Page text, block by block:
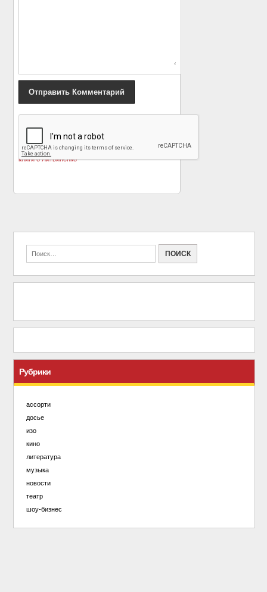
The Guardian: В
Лондоне поставят
пьесу по мотивам
книги о Литвиненко
обычных болтов и гаек
в необычную вещь
Рубрики
ассорти
досье
изо
кино
литература
музыка
новости
театр
шоу-бизнес